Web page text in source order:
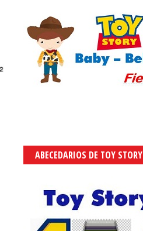
ABECEDARIOS DE TOY STORY